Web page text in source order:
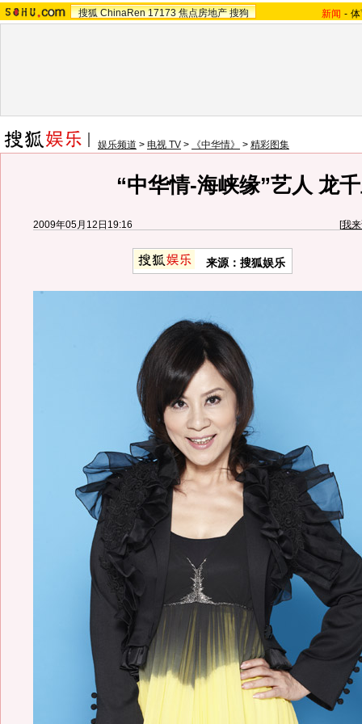
搜狐 ChinaRen 17173 焦点房地产 搜狗 新闻 -
娱乐频道 > 电视 TV > 《中华情》 > 精彩图集
“中华情-海峡缘”艺人 龙
2009年05月12日19:16 [我
来源： 搜狐娱乐